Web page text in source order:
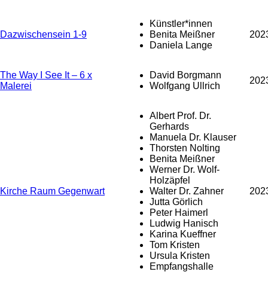
Dazwischensein 1-9
Künstler*innen
Benita Meißner
Daniela Lange
The Way I See It – 6 x
Malerei
David Borgmann
Wolfgang Ullrich
Kirche Raum Gegenwart
Albert Prof. Dr.
Gerhards
Manuela Dr. Klauser
Thorsten Nolting
Benita Meißner
Werner Dr. Wolf-
Holzäpfel
Walter Dr. Zahner
Jutta Görlich
Peter Haimerl
Ludwig Hanisch
Karina Kueffner
Tom Kristen
Ursula Kristen
Empfangshalle